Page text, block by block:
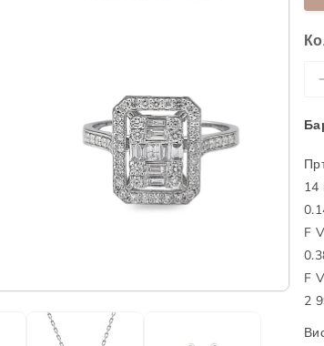
14
F
F
2